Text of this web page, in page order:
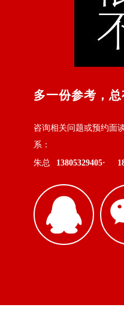
多一份参考，总
咨询相关问题或预约面
系：
朱总
13805329405·